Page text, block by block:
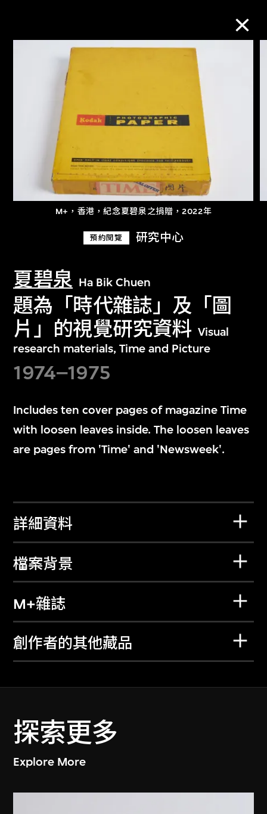
M+，香港，紀念夏碧泉之捐贈，2022年
預約閱覽 研究中心
夏碧泉 Ha Bik Chuen
題為「時代雜誌」及「圖
片」的視覺研究資料 Visual
research materials, Time and Picture
1974–1975
Includes ten cover pages of magazine Time
with loosen leaves inside. The loosen leaves
are pages from 'Time' and 'Newsweek'.
詳細資料
檔案背景
M+雜誌
創作者的其他藏品
探索更多
Explore More
進一步篩選
關於M+藏品
文化藏品。